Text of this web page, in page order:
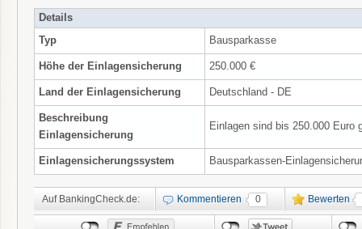
Details
Typ
Bausparkasse
Höhe der Einlagensicherung 250.000 €
Land der Einlagensicherung Deutschland - DE
Beschreibung
Einlagensicherung
Einlagen sind bis 250.000 Euro
Einlagensicherungssystem Bausparkassen-
Auf BankingCheck.de: Kommentieren 0 Bewerten